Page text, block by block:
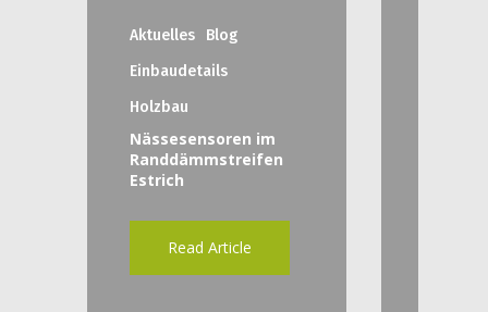
Aktuelles
Blog
Einbaudetails
Holzbau
Nässesensoren im
Randdämmstreifen
Estrich
Read Article